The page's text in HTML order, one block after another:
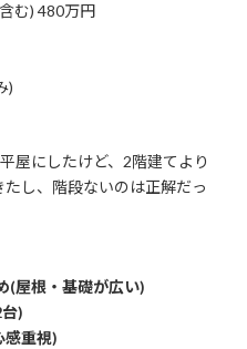
む) 480万円
)
屋にしたけど、2階建てより
し、階段ないのは正解だっ
(屋根・基礎が広い)
)
感重視)